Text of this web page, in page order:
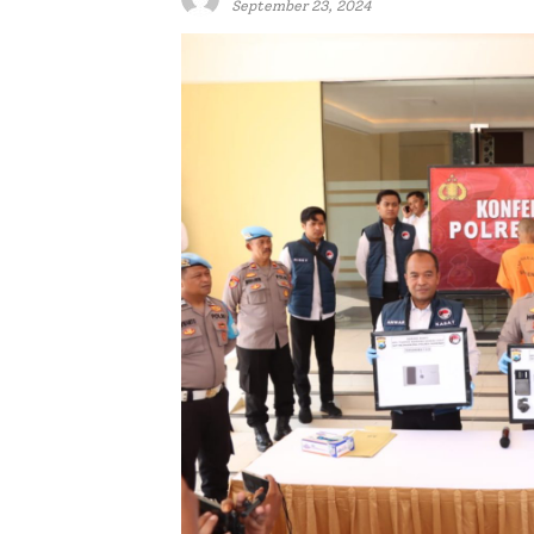
September 23, 2024